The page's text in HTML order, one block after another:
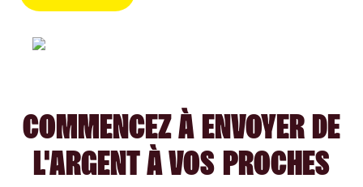
COMMENCEZ À ENVOYER DE
L'ARGENT À VOS PROCHES